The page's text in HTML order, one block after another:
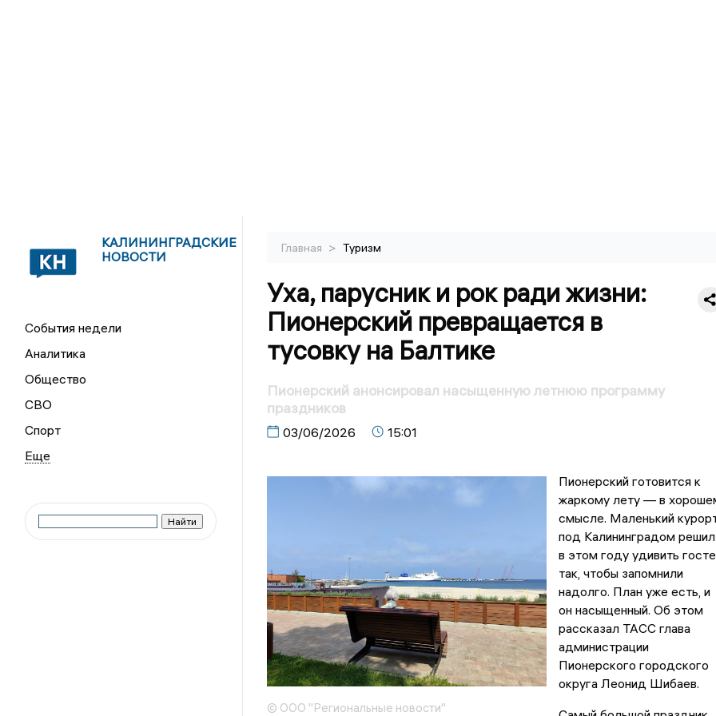
КАЛИНИНГРАДСКИЕ
НОВОСТИ
События недели
Аналитика
Общество
СВО
Спорт
Главная > Туризм
Уха, парусник и рок ради жизни:
Пионерский превращается в
тусовку на Балтике
Пионерский анонсировал насыщенную летнюю программу
праздников
03/06/2026 15:01
© ООО "Региональные новости"
Пионерский готовится к
жаркому лету — в
смысле. Маленький
под Калининградом решил
в этом году удивить
так, чтобы запомнили
надолго. План уже есть, и
он насыщенный. Об этом
рассказал ТАСС глава
администрации
Пионерского городского
округа Леонид Шибаев.